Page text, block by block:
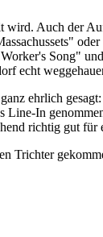
wird. Auch der
Song"
echt
ehrlich
Line-In
richtig gut für
Trichter